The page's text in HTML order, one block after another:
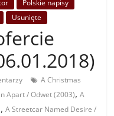
Polskie napisy
Usunięte
A Christmas
Apart / Odwet (2003),A
,A Streetcar Named Desire /